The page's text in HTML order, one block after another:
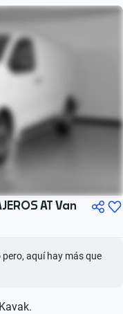
AT Van
pero, aquí hay más que